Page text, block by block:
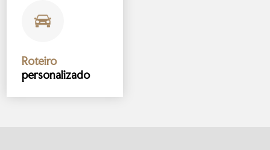
Roteiro
personalizado